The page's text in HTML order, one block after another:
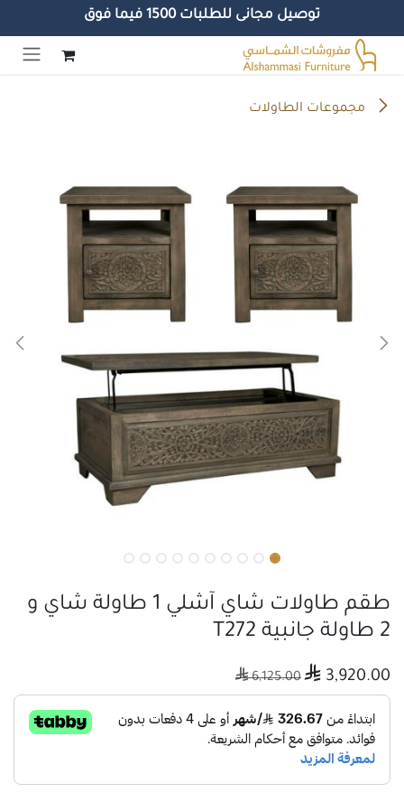
توصيل مجانى للطلبات 1500 فيما فوق
تخطي للذهاب إلى المحتوى
مجموعات الطاولات
طقم طاولات شاي آشلي 1 طاولة شاي و
2 طاولة جانبية T272
3,920.00
6,125.00
